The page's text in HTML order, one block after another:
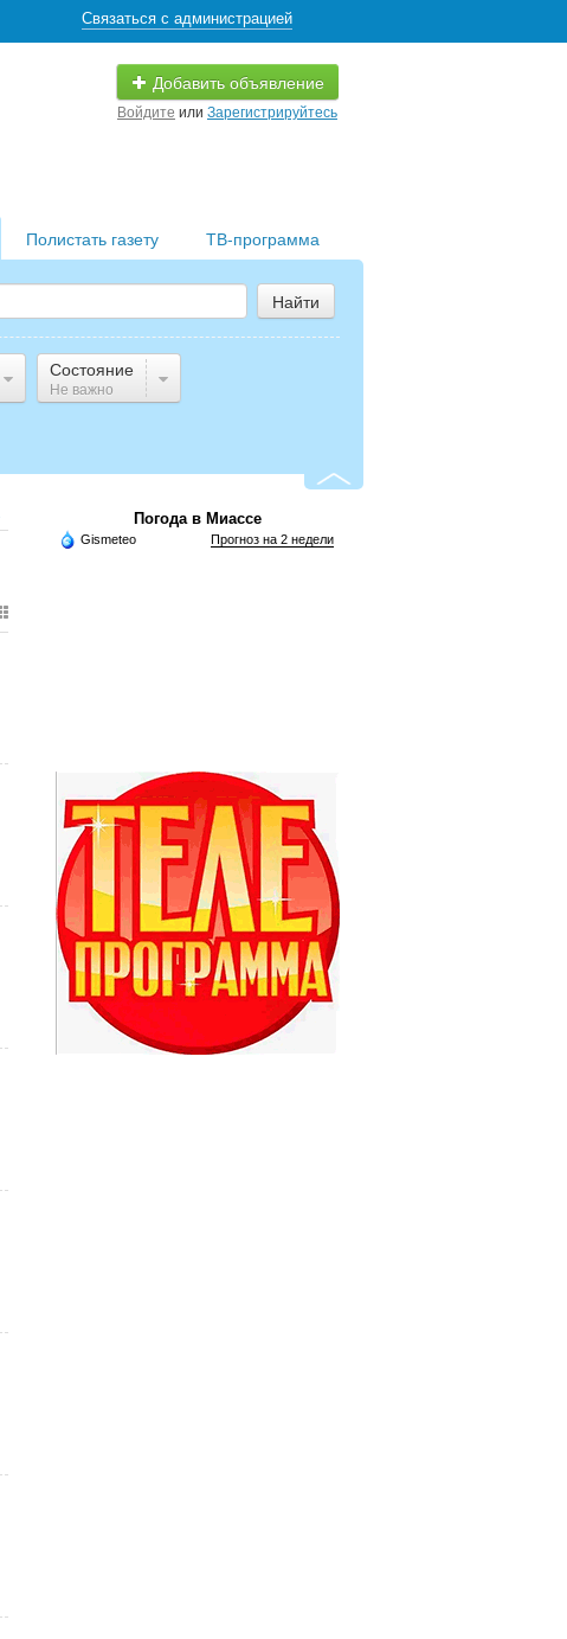
Связаться с администрацией
Добавить объявление
Войдите или Зарегистрируйтесь
ТВ-программа
Полистать газету
Найти
Состояние
Не важно
Погода в Миассе
Gismeteo Прогноз на 2 недели